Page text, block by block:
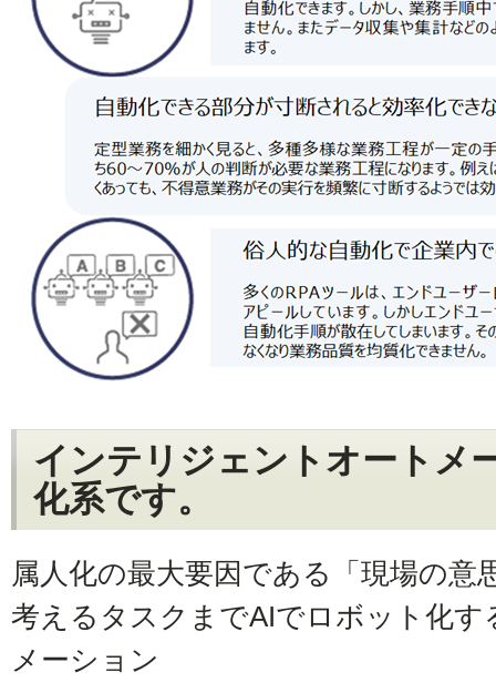
インテリジェントオートメ
化系です。
属人化の最大要因である「現場の意
考えるタスクまでAIでロボット化
メーション